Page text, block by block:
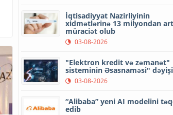
İqtisadiyyat Nazirliyinin
xidmətlərinə 13 milyondan
müraciət olub
03-08-2026
"Elektron kredit və zəmanət"
sisteminin Əsasnaməsi"
03-08-2026
“Alibaba” yeni AI modelini
edib